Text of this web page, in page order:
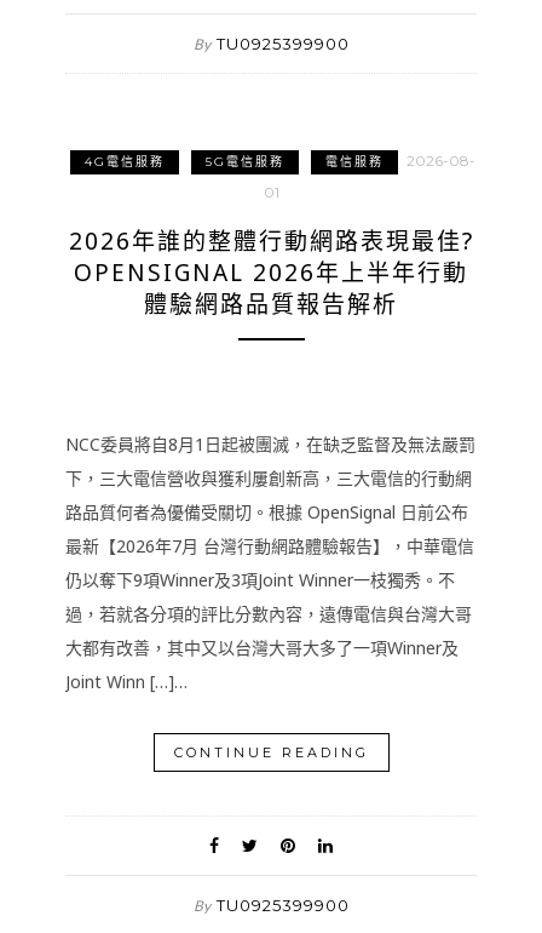
By TU0925399900
4G電信服務 5G電信服務 電信服務
2026-08-
01
2026年誰的整體行動網路表現最佳?
OPENSIGNAL 2026年上半年行動
體驗網路品質報告解析
NCC委員將自8月1日起被團滅，在缺乏監督及無法嚴罰
下，三大電信營收與獲利屢創新高，三大電信的行動網
路品質何者為優備受關切。根據 OpenSignal 日前公布
最新【2026年7月 台灣行動網路體驗報告】，中華電信
仍以奪下9項Winner及3項Joint Winner一枝獨秀。不
過，若就各分項的評比分數內容，遠傳電信與台灣大哥
大都有改善，其中又以台灣大哥大多了一項Winner及
Joint Winn […]…
CONTINUE READING
By TU0925399900